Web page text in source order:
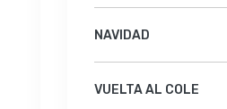
NAVIDAD
VUELTA AL COLE